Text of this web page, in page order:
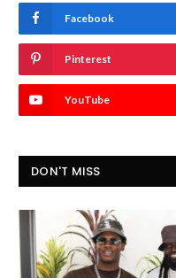
Facebook
Pinterest
YouTube
DON'T MISS